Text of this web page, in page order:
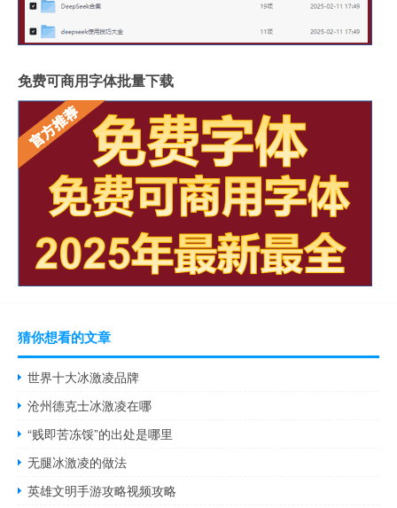
免费可商用字体批量下载
猜你想看的文章
世界十大冰激凌品牌
沧州德克士冰激凌在哪
“贱即苦冻馁”的出处是哪里
无腿冰激凌的做法
英雄文明手游攻略视频攻略